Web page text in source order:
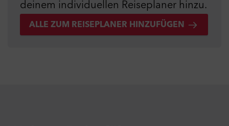
deinem individuellen Reiseplaner hinzu.
ALLE ZUM REISEPLANER HINZUFÜGEN